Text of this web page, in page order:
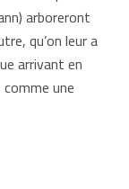
arboreront
qu’on leur a
arrivant en
une